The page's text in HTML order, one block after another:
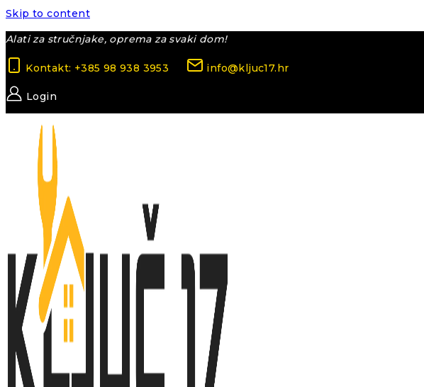
Skip to content
Alati za stručnjake, oprema za svaki dom!
Kontakt: +385 98 938 3953 info@kljuc17.hr
Login